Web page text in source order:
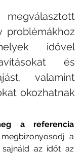
problémákhoz
idővel
és
valamint
okozhatnak
a referencia
a
sajnáld az időt az